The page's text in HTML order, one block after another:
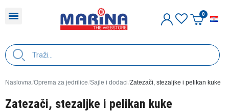
Naslovna Oprema za jedrilice Sajle i dodaci Zatezači, stezaljke i pelikan kuke
Zatezači, stezaljke i pelikan kuke